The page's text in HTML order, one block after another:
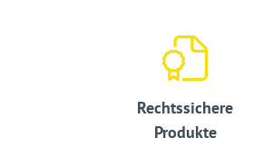
Rechtssichere
Produkte